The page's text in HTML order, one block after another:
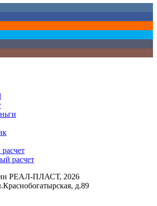
РЕАЛ-ПЛАСТ, 2026
д.89